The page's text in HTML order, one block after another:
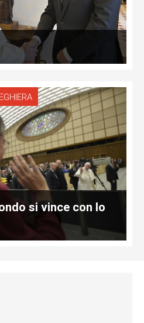
si vince con lo